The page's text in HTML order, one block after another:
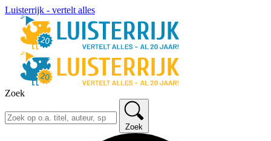
Luisterrijk - vertelt alles
Zoek
Zoek